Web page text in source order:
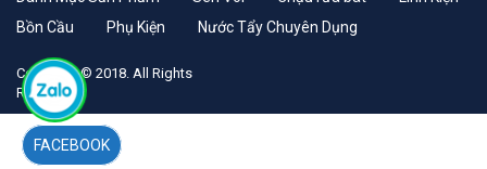
Bồn Cầu
Phụ Kiện Nước Tẩy Chuyên Dụng
Copyright © 2018. All Rights
Reserved
FACEBOOK